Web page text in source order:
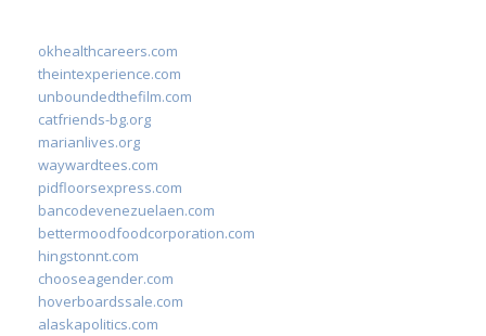
okhealthcareers.com
theintexperience.com
unboundedthefilm.com
catfriends-bg.org
marianlives.org
waywardtees.com
pidfloorsexpress.com
bancodevenezuelaen.com
bettermoodfoodcorporation.com
hingstonnt.com
chooseagender.com
hoverboardssale.com
alaskapolitics.com